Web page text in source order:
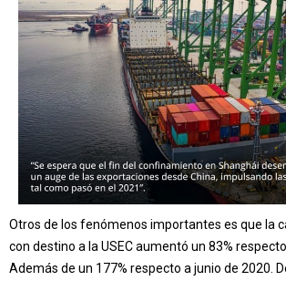
Otros de los fenómenos importantes es que la
con destino a la USEC aumentó un 83%
Además de un 177% respecto a junio de 2020.